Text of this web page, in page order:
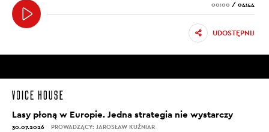
00:00 / 04:44
UDOSTĘPNIJ
Lasy płoną w Europie. Jedna strategia nie wystarczy
30.07.2026 PROWADZĄCY: JAROSŁAW KUŹNIAR